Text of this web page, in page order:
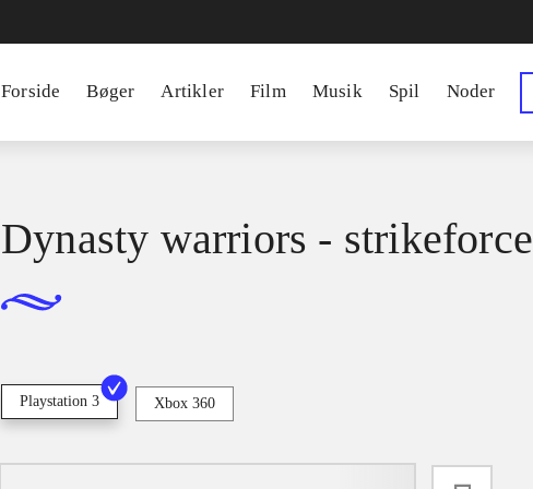
Forside Bøger Artikler Film Musik Spil Noder
Dynasty warriors - strikeforce
Playstation 3 Xbox 360